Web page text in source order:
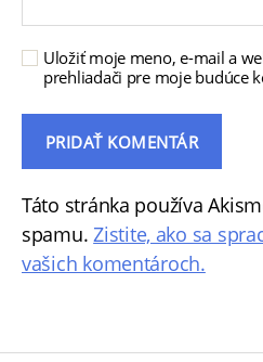
Uložiť moje meno, e-mail a
prehliadači pre moje budúce
Táto stránka používa
spamu.Zistite, ako sa
vašich komentároch.